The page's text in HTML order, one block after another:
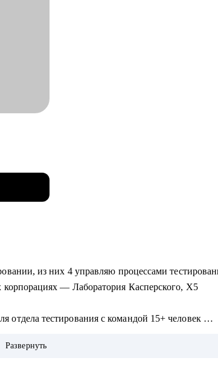
из них 4 управляю процессами
корпорациях — Лаборатория Касперского, X5
отдела тестирования с командой 15+ человек
Развернуть